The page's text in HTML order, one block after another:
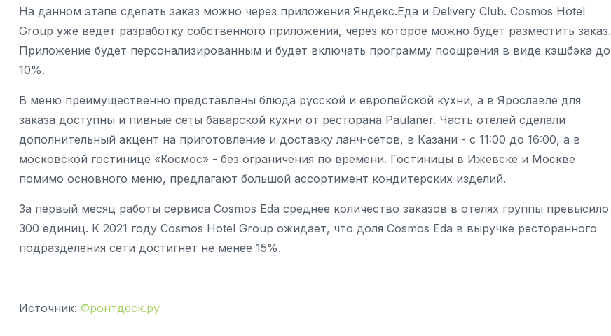
На данном этапе сделать заказ можно через приложения Яндекс.Еда и Delivery Club. Cosmos Hotel
Group уже ведет разработку собственного приложения, через которое можно будет разместить заказ.
Приложение будет персонализированным и будет включать программу поощрения в виде кэшбэка до
10%.
В меню преимущественно представлены блюда русской и европейской кухни, а в Ярославле для
заказа доступны и пивные сеты баварской кухни от ресторана Paulaner. Часть отелей сделали
дополнительный акцент на приготовление и доставку ланч-сетов, в Казани - с 11:00 до 16:00, а в
московской гостинице «Космос» - без ограничения по времени. Гостиницы в Ижевске и Москве
помимо основного меню, предлагают большой ассортимент кондитерских изделий.
За первый месяц работы сервиса Cosmos Eda среднее количество заказов в отелях группы превысило
300 единиц. К 2021 году Cosmos Hotel Group ожидает, что доля Cosmos Eda в выручке ресторанного
подразделения сети достигнет не менее 15%.
Источник: Фронтдеск.ру